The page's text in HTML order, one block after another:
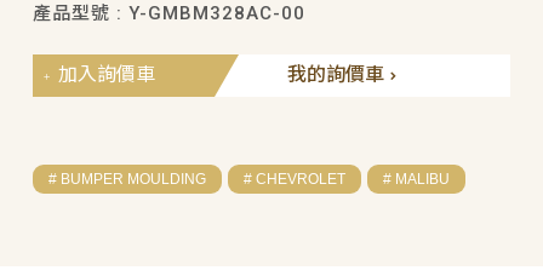
產品型號 : Y-GMBM328AC-00
我的詢價車
加入詢價車
# BUMPER MOULDING # CHEVROLET # MALIBU